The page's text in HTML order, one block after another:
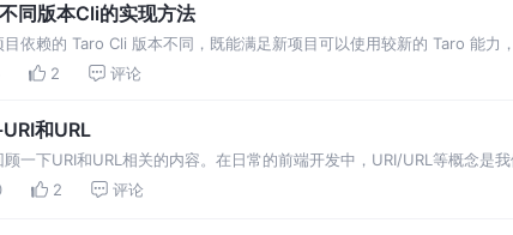
同版本Cli的实现方法
依赖的 Taro Cli 版本不同，既能满足新项目可以使用较新的 Taro 能
2 评论
和URL
一下URI和URL相关的内容。在日常的前端开发中，URI/URL等概念是
会用到，希望本次回顾也能够帮助大家重温加深。
2 评论